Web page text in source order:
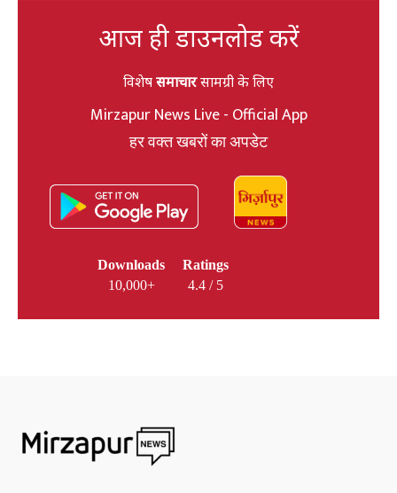
आज ही डाउनलोड करें
विशेषसमाचारसामग्री के लिए
Mirzapur News Live - Official App
हर वक्त खबरों का अपडेट
Downloads
10,000+
Ratings
4.4 / 5